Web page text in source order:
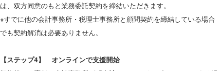
は、双方同意のもと業務委託契約を締結いただきます。
※すでに他の会計事務所・税理士事務所と顧問契約を締結している場合
でも契約解消は必要ありません。
【ステップ4】 オンラインで支援開始